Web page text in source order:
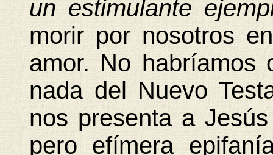
un estimulante
morir por nosotros
amor. No habríamos
nada del Nuevo
nos presenta a
pero efímera